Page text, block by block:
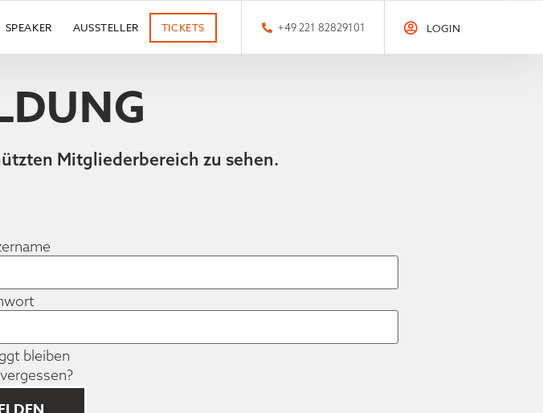
SPEAKER AUSSTELLER TICKETS +49 221 82829101 LOGIN
Mitgliederbereich zu sehen.
bleiben